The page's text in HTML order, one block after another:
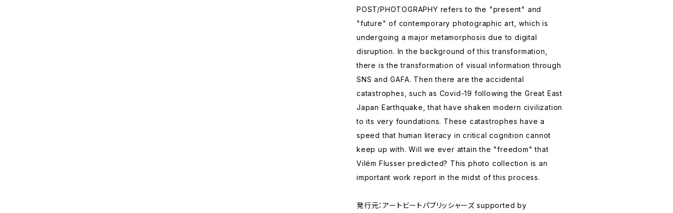
POST/PHOTOGRAPHY refers to the "present" and
"future" of contemporary photographic art, which is
undergoing a major metamorphosis due to digital
disruption. In the background of this transformation,
there is the transformation of visual information through
SNS and GAFA. Then there are the accidental
catastrophes, such as Covid-19 following the Great East
Japan Earthquake, that have shaken modern civilization
to its very foundations. These catastrophes have a
speed that human literacy in critical cognition cannot
keep up with. Will we ever attain the "freedom" that
Vilém Flusser predicted? This photo collection is an
important work report in the midst of this process.
発行元：アートビートパブリッシャーズ supported by